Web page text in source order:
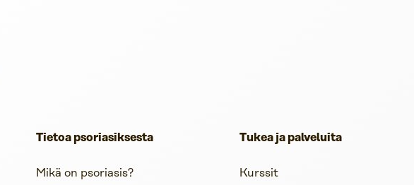
Tietoa psoriasiksesta
Mikä on psoriasis?
Tukea ja palveluita
Kurssit